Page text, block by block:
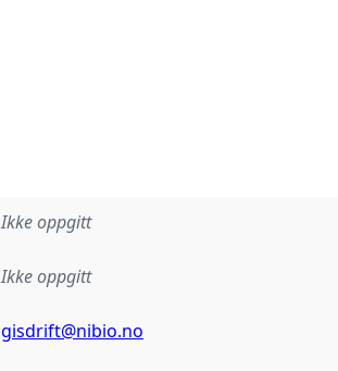
Ikke oppgitt
Ikke oppgitt
gisdrift@nibio.no